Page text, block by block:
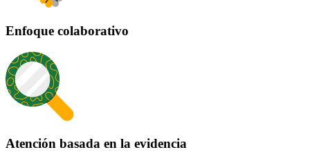
Enfoque colaborativo
Atención basada en la evidencia